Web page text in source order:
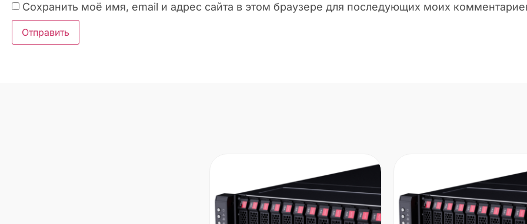
Сохранить моё имя, email и адрес сайта в этом браузере для последующих моих